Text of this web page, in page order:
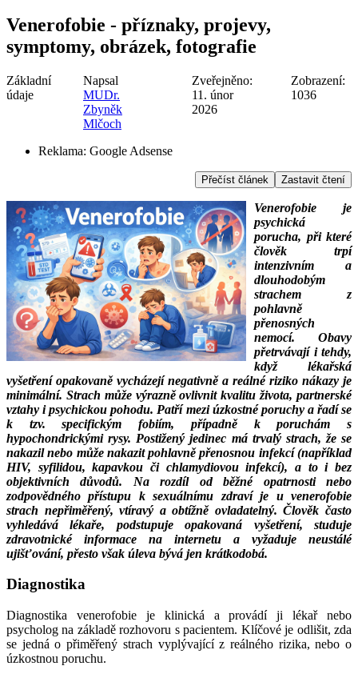
Venerofobie - příznaky, projevy,
symptomy, obrázek, fotografie
Základní
údaje
Napsal
MUDr.
Zbyněk
Mlčoch
Zveřejněno:
11. únor
2026
Zobrazení:
1036
Reklama: Google Adsense
Přečíst článek Zastavit čtení
Venerofobie je
psychická
porucha, při které
člověk trpí
intenzivním a
dlouhodobým
strachem z
pohlavně
přenosných
nemocí. Obavy
přetrvávají i tehdy,
když lékařská
vyšetření opakovaně vycházejí negativně a reálné riziko nákazy je
minimální. Strach může výrazně ovlivnit kvalitu života, partnerské
vztahy i psychickou pohodu. Patří mezi úzkostné poruchy a řadí se
k tzv. specifickým fobiím, případně k poruchám s
hypochondrickými rysy. Postižený jedinec má trvalý strach, že se
nakazil nebo může nakazit pohlavně přenosnou infekcí (například
HIV, syfilidou, kapavkou či chlamydiovou infekcí), a to i bez
objektivních důvodů. Na rozdíl od běžné opatrnosti nebo
zodpovědného přístupu k sexuálnímu zdraví je u venerofobie
strach nepřiměřený, vtíravý a obtížně ovladatelný. Člověk často
vyhledává lékaře, podstupuje opakovaná vyšetření, studuje
zdravotnické informace na internetu a vyžaduje neustálé
ujišťování, přesto však úleva bývá jen krátkodobá.
Diagnostika
Diagnostika venerofobie je klinická a provádí ji lékař nebo
psycholog na základě rozhovoru s pacientem. Klíčové je odlišit, zda
se jedná o přiměřený strach vyplývající z reálného rizika, nebo o
úzkostnou poruchu.